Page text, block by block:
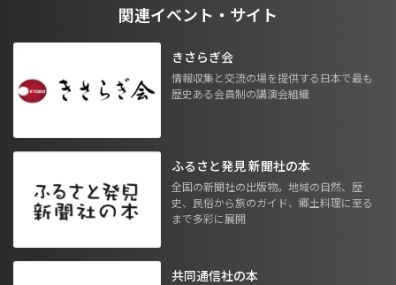
関連イベント・サイト
きさらぎ会
情報収集と交流の場を提供する日本で最も
歴史ある会員制の講演会組織
ふるさと発見 新聞社の本
全国の新聞社の出版物。地域の自然、歴
史、民俗から旅のガイド、郷土料理に至る
まで多彩に展開
共同通信社の本